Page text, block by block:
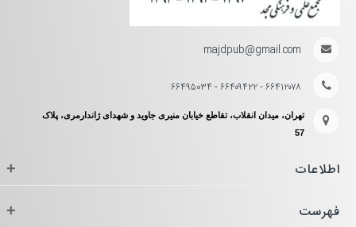
majdpub@gmail.com
۶۶۴۱۲۰۷۸ - ۶۶۴۰۹۴۲۲ - ۶۶۴۹۵۰۳۴
تهران، میدان انقلاب، تقاطع خیابان منیری جاوید و شهدای ژاندارمری، پلاک
57
اطلاعات +
فهرست +